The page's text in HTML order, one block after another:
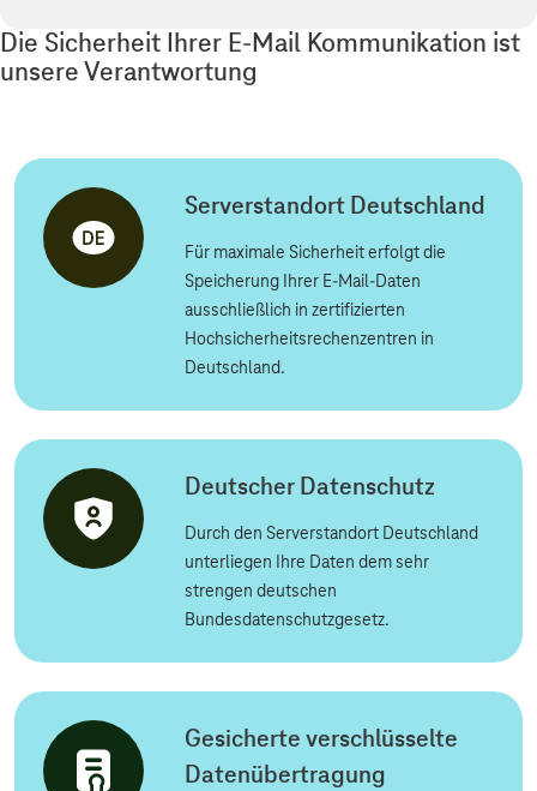
Die Sicherheit Ihrer E-Mail Kommunikation ist
unsere Verantwortung
Serverstandort Deutschland
Für maximale Sicherheit erfolgt die
Speicherung Ihrer E-Mail-Daten
ausschließlich in zertifizierten
Hochsicherheitsrechenzentren in
Deutschland.
Deutscher Datenschutz
Durch den Serverstandort Deutschland
unterliegen Ihre Daten dem sehr
strengen deutschen
Bundesdatenschutzgesetz.
Gesicherte verschlüsselte
Datenübertragung